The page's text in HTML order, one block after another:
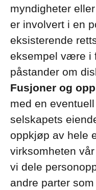
myndigheter
er involvert i en
eksisterende
eksempel være i
påstander om
Fusjoner og
med en
selskapets
oppkjøp av hele
virksomheten
vi dele
andre parter